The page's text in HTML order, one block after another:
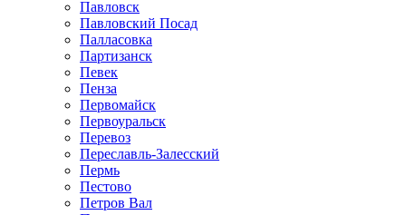
Павловск
Павловский Посад
Палласовка
Партизанск
Певек
Пенза
Первомайск
Первоуральск
Перевоз
Переславль-Залесский
Пермь
Пестово
Петров Вал